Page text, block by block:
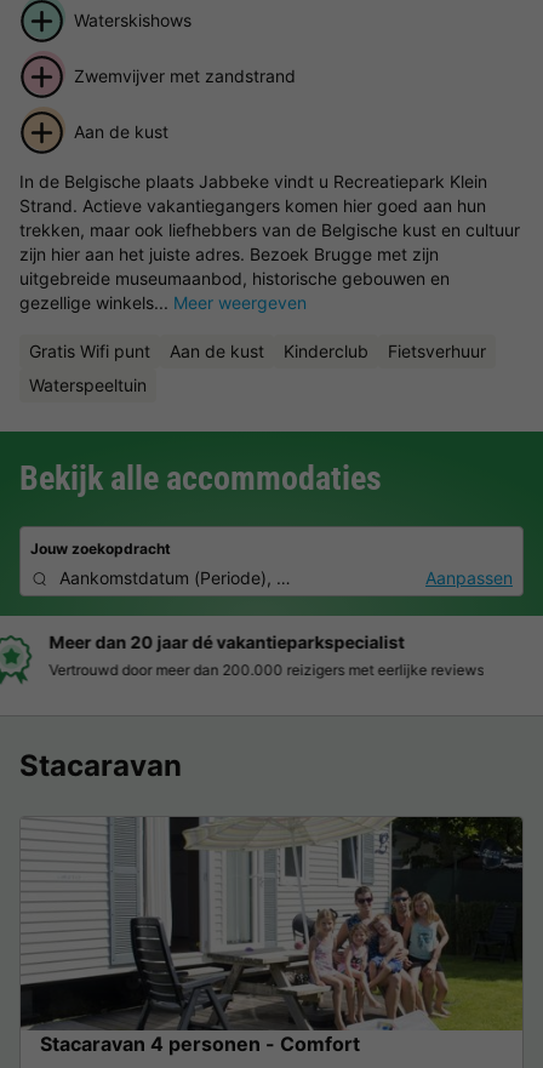
Waterskishows
Zwemvijver met zandstrand
Aan de kust
In de Belgische plaats Jabbeke vindt u Recreatiepark Klein
Strand. Actieve vakantiegangers komen hier goed aan hun
trekken, maar ook liefhebbers van de Belgische kust en cultuur
zijn hier aan het juiste adres. Bezoek Brugge met zijn
uitgebreide museumaanbod, historische gebouwen en
gezellige winkels... Meer weergeven
Gratis Wifi punt Aan de kust Kinderclub
Fietsverhuur
Waterspeeltuin
Bekijk alle accommodaties
Jouw zoekopdracht
Aankomstdatum (Periode), 2 deelnemers, 0 huisdierAanpassen
Boek eenvoudig en zonder stress
Duidelijke prijzen, moeiteloos boeken en veilige betaalomgeving
Stacaravan
Stacaravan 4 personen - Comfort